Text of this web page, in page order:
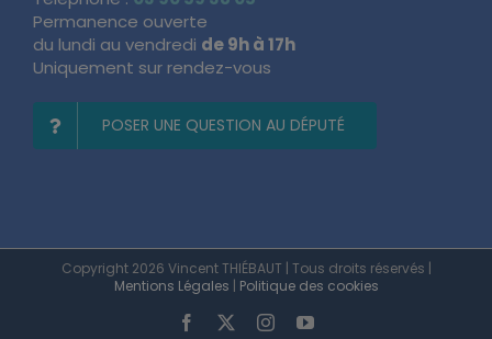
Permanence ouverte
du lundi au vendredi de 9h à 17h
Uniquement sur rendez-vous
POSER UNE QUESTION AU DÉPUTÉ
Copyright 2026 Vincent THIÉBAUT | Tous droits réservés |
Mentions Légales | Politique des cookies
Facebook InstagramYouTube